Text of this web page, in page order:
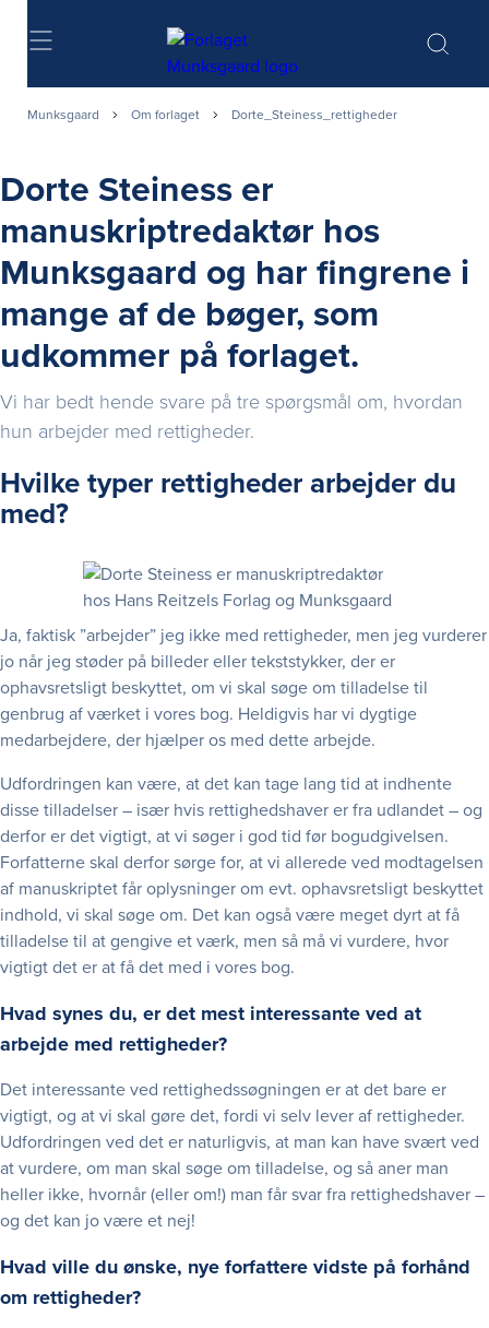
Søg
Munksgaard Om forlaget Dorte_Steiness_rettigheder
Dorte Steiness er
manuskriptredaktør hos
Munksgaard og har fingrene i
mange af de bøger, som
udkommer på forlaget.
Vi har bedt hende svare på tre spørgsmål om, hvordan
hun arbejder med rettigheder.
Hvilke typer rettigheder arbejder du
med?
Ja, faktisk ”arbejder” jeg ikke med rettigheder, men jeg vurderer
jo når jeg støder på billeder eller tekststykker, der er
ophavsretsligt beskyttet, om vi skal søge om tilladelse til
genbrug af værket i vores bog. Heldigvis har vi dygtige
medarbejdere, der hjælper os med dette arbejde.
Udfordringen kan være, at det kan tage lang tid at indhente
disse tilladelser – især hvis rettighedshaver er fra udlandet – og
derfor er det vigtigt, at vi søger i god tid før bogudgivelsen.
Forfatterne skal derfor sørge for, at vi allerede ved modtagelsen
af manuskriptet får oplysninger om evt. ophavsretsligt beskyttet
indhold, vi skal søge om. Det kan også være meget dyrt at få
tilladelse til at gengive et værk, men så må vi vurdere, hvor
vigtigt det er at få det med i vores bog.
Hvad synes du, er det mest interessante ved at
arbejde med rettigheder?
Det interessante ved rettighedssøgningen er at det bare er
vigtigt, og at vi skal gøre det, fordi vi selv lever af rettigheder.
Udfordringen ved det er naturligvis, at man kan have svært ved
at vurdere, om man skal søge om tilladelse, og så aner man
heller ikke, hvornår (eller om!) man får svar fra rettighedshaver –
og det kan jo være et nej!
Hvad ville du ønske, nye forfattere vidste på forhånd
om rettigheder?